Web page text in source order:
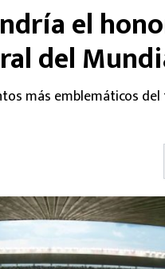
Giménez
Huescas
el
del
más emblemáticos